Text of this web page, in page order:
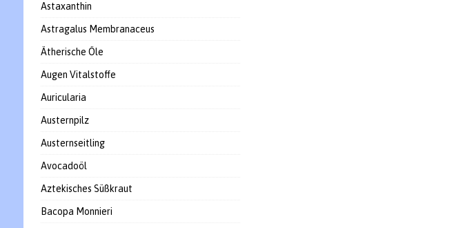
Astaxanthin
Astragalus Membranaceus
Ätherische Öle
Augen Vitalstoffe
Auricularia
Austernpilz
Austernseitling
Avocadoöl
Aztekisches Süßkraut
Bacopa Monnieri